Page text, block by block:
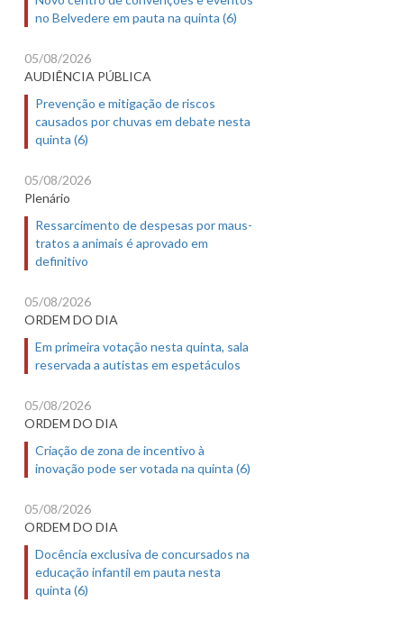
no Belvedere em pauta na quinta (6)
05/08/2026
AUDIÊNCIA PÚBLICA
Prevenção e mitigação de riscos
causados por chuvas em debate nesta
quinta (6)
05/08/2026
Plenário
Ressarcimento de despesas por maus-
tratos a animais é aprovado em
definitivo
05/08/2026
ORDEM DO DIA
Em primeira votação nesta quinta, sala
reservada a autistas em espetáculos
05/08/2026
ORDEM DO DIA
Criação de zona de incentivo à
inovação pode ser votada na quinta (6)
05/08/2026
ORDEM DO DIA
Docência exclusiva de concursados na
educação infantil em pauta nesta
quinta (6)